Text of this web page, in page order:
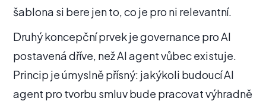
šablona si bere jen to, co je pro ni relevantní.
Druhý koncepční prvek je governance pro AI
postavená dříve, než AI agent vůbec existuje.
Princip je úmyslně přísný: jakýkoli budoucí AI
agent pro tvorbu smluv bude pracovat výhradně